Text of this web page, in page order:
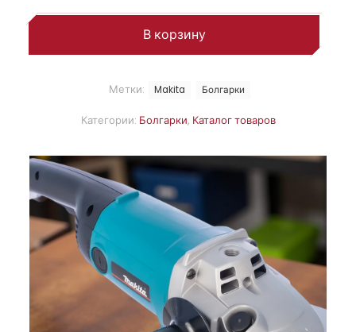
В корзину
Категории: Болгарки, Каталог товаров
Метки: Makita Болгарки